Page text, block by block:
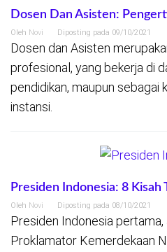
Dosen Dan Asisten:
Oleh Novi Diposting pada 09/10/2021
Dosen dan Asisten
profesional, yang bekerja di
pendidikan, maupun sebagai
instansi.
Presiden Indonesia: 8 Kisah
Oleh Novi Diposting pada 08/10/2021
Presiden Indonesia pertama,
Proklamator Kemerdekaan